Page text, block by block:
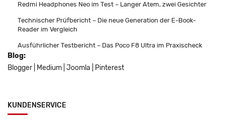
Redmi Headphones Neo im Test – Langer Atem, zwei Gesichter
Technischer Prüfbericht – Die neue Generation der E-Book-
Reader im Vergleich
Ausführlicher Testbericht – Das Poco F8 Ultra im Praxischeck
Blog:
Blogger
Medium Joomla Pinterest
KUNDENSERVICE